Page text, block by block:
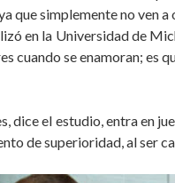
que simplemente no ven a
en la Universidad de
cuando se enamoran; es
dice el estudio, entra en
de superioridad, al ser